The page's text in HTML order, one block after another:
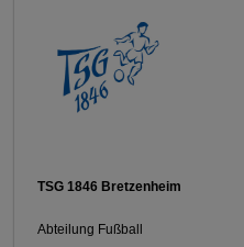
TSG 1846 Bretzenheim
Abteilung Fußball